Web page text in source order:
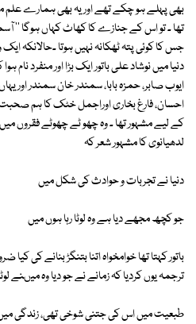
بھی پہلے ہو چکے تھے اور یہ بھی ہمارے علم
تھا ۔ تو اس کے جنازے کا کھاٹ کہاں ہوگا ''
جس کا کوئی پتہ ٹھکانہ نہیں ہوتا ۔حالانکہ
دنیا میں نوشاد علی باتور ایک بڑا اور منفرد نام
ایوب صابر، حمزہ بابا، سمندر خان سمندر اور
احسان، فارغ بخاری اوراجمل خٹک کا ہم صحبت
کے لیے مشہور تھا ۔ وہ چھو ٹے چھوٹے فقروں
لدھیانوی کا مشہور شعر کہ
دنیا نے تجربات و حوادث کی شکل میں
جو کچھ مجھے دیا ہے وہ لوٹا رہا ہوں میں
باتور کہتا تھا خوامخواہ اتنا بتنگڑ بنانے کی
ترجمہ یوں کردیا کہ زمانے نے جو دیا وہ میںنے
طبعیت میں اس کی جتنی شوخی تھی، زندگی میں